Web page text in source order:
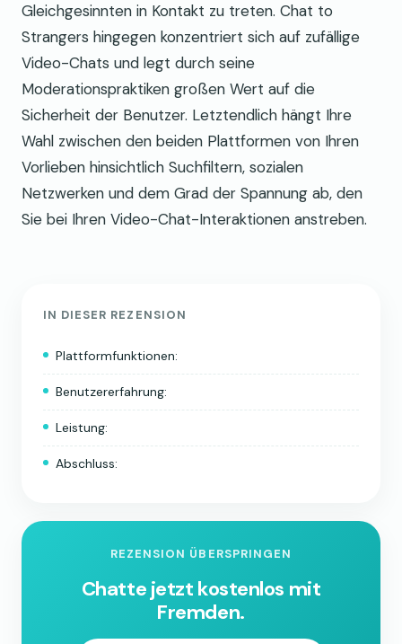
Gleichgesinnten in Kontakt zu treten. Chat to
Strangers hingegen konzentriert sich auf zufällige
Video-Chats und legt durch seine
Moderationspraktiken großen Wert auf die
Sicherheit der Benutzer. Letztendlich hängt Ihre
Wahl zwischen den beiden Plattformen von Ihren
Vorlieben hinsichtlich Suchfiltern, sozialen
Netzwerken und dem Grad der Spannung ab, den
Sie bei Ihren Video-Chat-Interaktionen anstreben.
IN DIESER REZENSION
Plattformfunktionen:
Benutzererfahrung:
Leistung:
Abschluss:
REZENSION ÜBERSPRINGEN
Chatte jetzt kostenlos mit
Fremden.